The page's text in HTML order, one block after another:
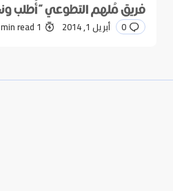
فريق مُلهم التطوعي “أُطلب
0 أبريل 1, 2014 1 min read